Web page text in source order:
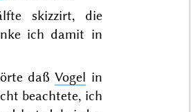
skizzirt, die
ich damit in
daßVogel in
beachtete, ich